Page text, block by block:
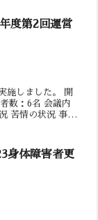
度第2回運営
しました。 開
数：6名 会議内
体障害者更